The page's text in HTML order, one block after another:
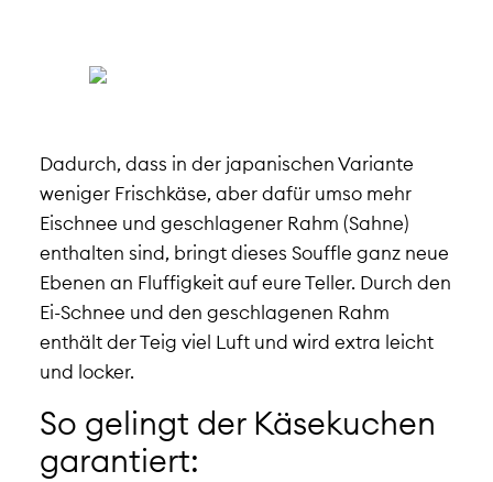
Dadurch, dass in der japanischen Variante
weniger Frischkäse, aber dafür umso mehr
Eischnee und geschlagener Rahm (Sahne)
enthalten sind, bringt dieses Souffle ganz neue
Ebenen an Fluffigkeit auf eure Teller. Durch den
Ei-Schnee und den geschlagenen Rahm
enthält der Teig viel Luft und wird extra leicht
und locker.
So gelingt der Käsekuchen
garantiert: